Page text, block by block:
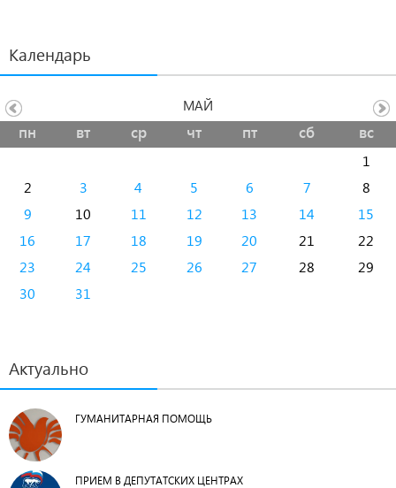
Календарь
пн вт ср чт пт сб вс
1
2
3 4 5 6 7
8
9
10 11 12 13 14
15
16
17 18 19 20 21
22
23
24 25 26 27 28
29
30
31
МАЙ
Актуально
ГУМАНИТАРНАЯ ПОМОЩЬ
ПРИЕМ В ДЕПУТАТСКИХ ЦЕНТРАХ